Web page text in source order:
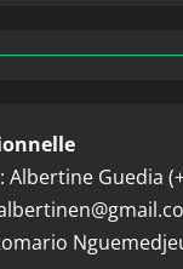
: Albertine Guedia